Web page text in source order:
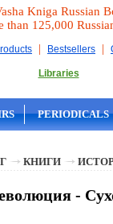
Kniga Russian
than 125,000
| Bestsellers |
Libraries
PERIODICALS
КНИГИ
-